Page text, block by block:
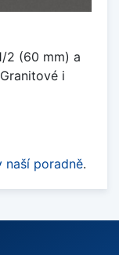
2 (60 mm) a
i
naší poradně.